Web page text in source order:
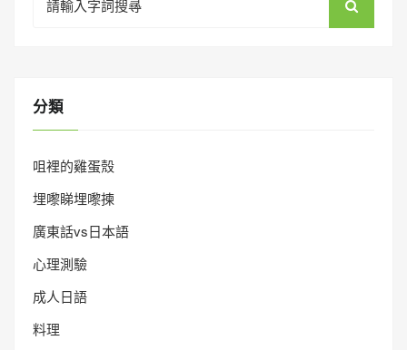
for:
分類
咀裡的雞蛋殼
埋嚟睇埋嚟揀
廣東話vs日本語
心理測驗
成人日語
料理